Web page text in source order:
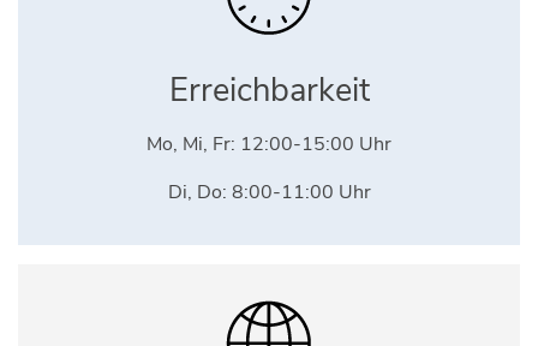
Erreichbarkeit
Mo, Mi, Fr: 12:00-15:00 Uhr
Di, Do: 8:00-11:00 Uhr